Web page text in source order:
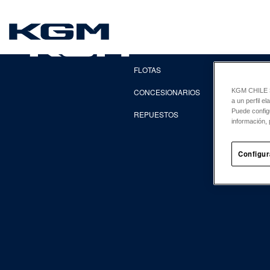
SsangYong
FLOTAS
CONCESIONARIOS
REPUESTOS
KGM
a un perfil
Puede
información,